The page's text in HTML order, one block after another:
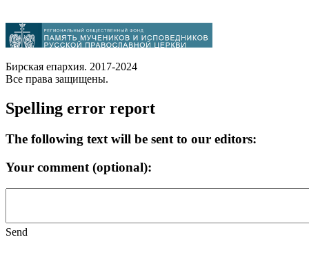
Бирская епархия. 2017-2024
Все права защищены.
Spelling error report
The following text will be sent to our editors:
Your comment (optional):
Send